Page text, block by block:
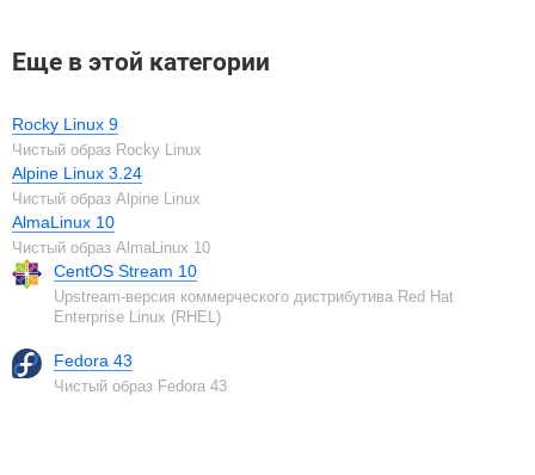
Еще в этой категории
Rocky Linux 9
Чистый образ Rocky Linux
Alpine Linux 3.24
Чистый образ Alpine Linux
AlmaLinux 10
Чистый образ AlmaLinux 10
CentOS Stream 10
Upstream-версия коммерческого дистрибутива Red Hat
Enterprise Linux (RHEL)
Fedora 43
Чистый образ Fedora 43